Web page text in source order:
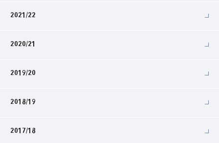
2021/22
2020/21
2019/20
2018/19
2017/18